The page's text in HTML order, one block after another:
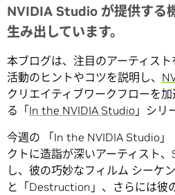
NVIDIA Studio が提供する
生み出しています。
本ブログは、注目のアーティス
活動のヒントやコツを説明し、
クリエイティブワークフローを
る「In the NVIDIA Studio 」シリ
今週の 「In the NVIDIA Studio」
クトに造詣が深いアーティスト
し、彼の巧妙なフィルム シーケ
と「Destruction」、さらには彼